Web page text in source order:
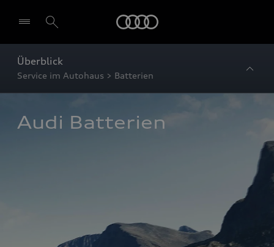
Überblick
Service im Autohaus > Batterien
Audi Batterien